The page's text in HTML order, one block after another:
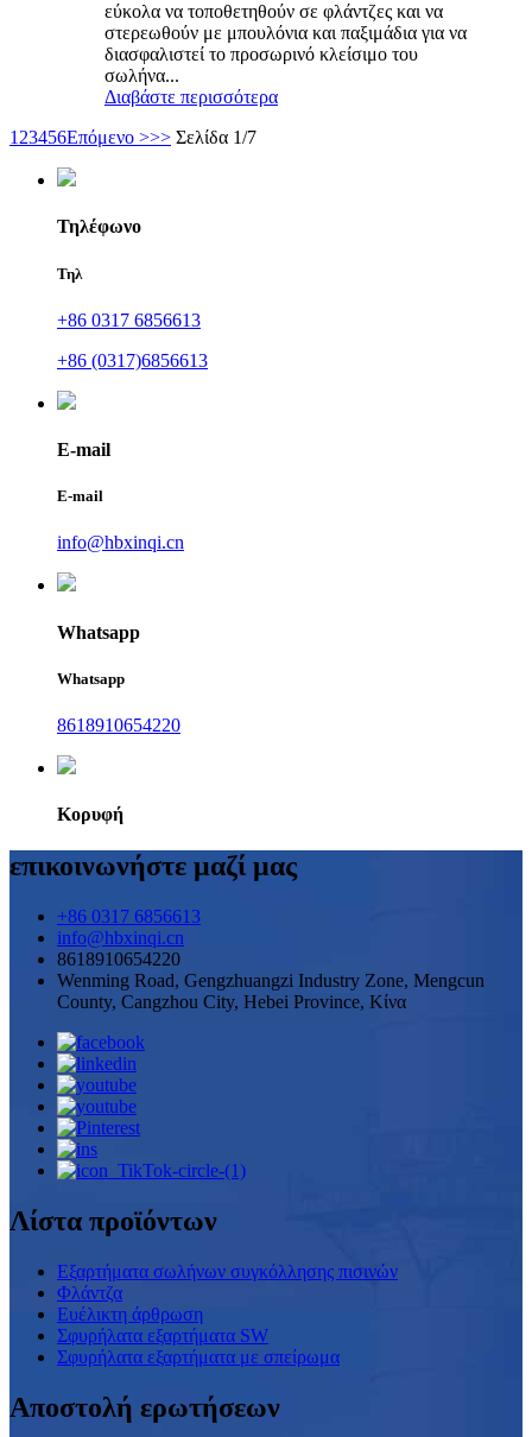
εύκολα να τοποθετηθούν σε φλάντζες και να
στερεωθούν με μπουλόνια και παξιμάδια για να
διασφαλιστεί το προσωρινό κλείσιμο του
σωλήνα...
Διαβάστε περισσότερα
1 23456Επόμενο >>> Σελίδα 1/7
Τηλέφωνο
Τηλ
+86 0317 6856613
+86 (0317)6856613
E-mail
E-mail
info@hbxinqi.cn
Whatsapp
Whatsapp
8618910654220
Κορυφή
επικοινωνήστε μαζί μας
+86 0317 6856613
info@hbxinqi.cn
8618910654220
Wenming Road, Gengzhuangzi Industry Zone, Mengcun
County, Cangzhou City, Hebei Province, Κίνα
Λίστα προϊόντων
Εξαρτήματα σωλήνων συγκόλλησης πισινών
Φλάντζα
Ευέλικτη άρθρωση
Σφυρήλατα εξαρτήματα SW
Σφυρήλατα εξαρτήματα με σπείρωμα
Αποστολή ερωτήσεων